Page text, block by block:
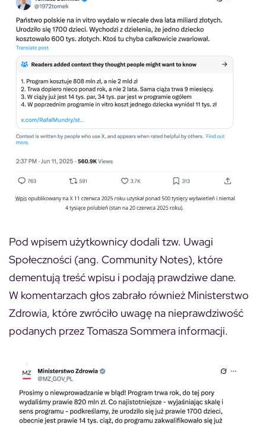
Pod wpisem użytkownicy dodali tzw. Uwagi
Społeczności (ang. Community Notes), które
dementują treść wpisu i podają prawdziwe dane.
W komentarzach głos zabrało również Ministerstwo
Zdrowia, które zwróciło uwagę na nieprawdziwość
podanych przez Tomasza Sommera informacji.